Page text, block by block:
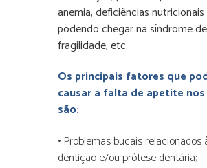
anemia, deficiências
podendo chegar na síndrome de
fragilidade, etc.
Os principais fatores que
causar a falta de apetite
são:
• Problemas bucais relacionados
dentição e/ou prótese dentária;